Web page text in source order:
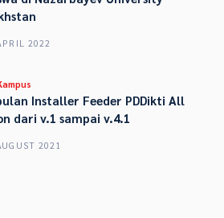
2022
Installer Feeder PDDikti All
dari v.1 sampai v.4.1
2021